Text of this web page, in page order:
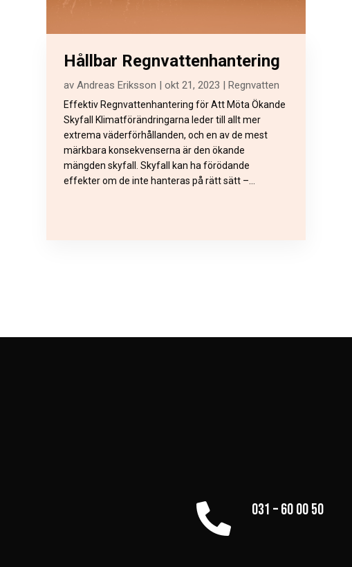
Hållbar Regnvattenhantering
avAndreas Eriksson |okt 21, 2023 |Regnvatten
Effektiv Regnvattenhantering för Att Möta Ökande
Skyfall Klimatförändringarna leder till allt mer
extrema väderförhållanden, och en av de mest
märkbara konsekvenserna är den ökande
mängden skyfall. Skyfall kan ha förödande
effekter om de inte hanteras på rätt sätt –...
 031 – 60 00 50